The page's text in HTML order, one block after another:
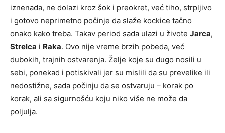
iznenada, ne dolazi kroz šok i preokret, već tiho, strpljivo
i gotovo neprimetno počinje da slaže kockice tačno
onako kako treba. Takav period sada ulazi u živote Jarca,
Strelca i Raka. Ovo nije vreme brzih pobeda, već
dubokih, trajnih ostvarenja. Želje koje su dugo nosili u
sebi, ponekad i potiskivali jer su mislili da su prevelike ili
nedostižne, sada počinju da se ostvaruju – korak po
korak, ali sa sigurnošću koju niko više ne može da
poljulja.